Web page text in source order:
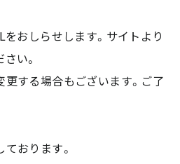
おしらせします。サイトより
い。
する場合もございます。ご了
おります。